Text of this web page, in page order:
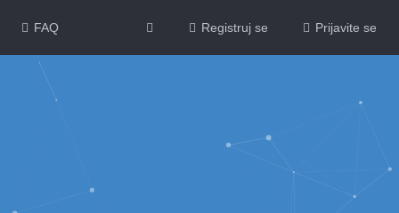
FAQ Prijavite se
Registruj se